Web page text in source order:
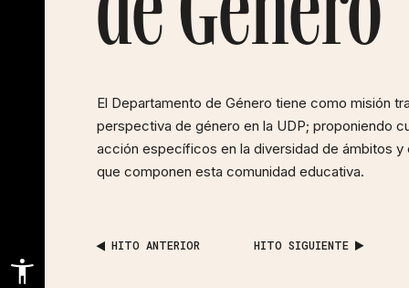
El Departamento de Género tiene como misión
perspectiva de género en la UDP; proponiendo
acción específicos en la diversidad de ámbitos y
que componen esta comunidad educativa.
HITO ANTERIOR HITO SIGUIENTE